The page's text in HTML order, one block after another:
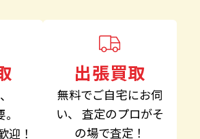
迎！
出張買取
無料でご自宅にお伺
い、 査定のプロがそ
の場で査定！